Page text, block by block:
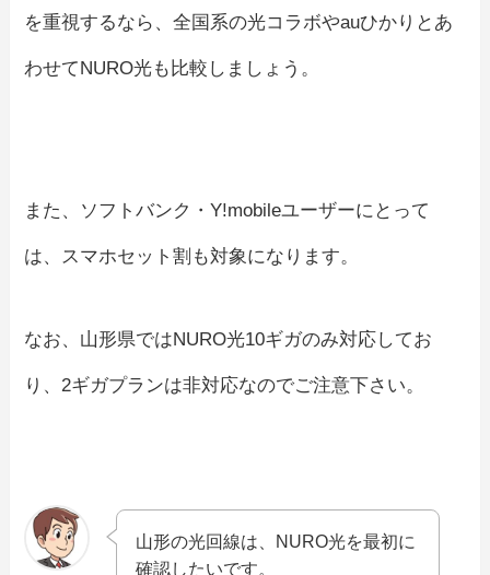
を重視するなら、全国系の光コラボやauひかりとあ
わせてNURO光も比較しましょう。
また、ソフトバンク・Y!mobileユーザーにとって
は、スマホセット割も対象になります。
なお、山形県ではNURO光10ギガのみ対応してお
り、2ギガプランは非対応なのでご注意下さい。
山形の光回線は、NURO光を最初に
確認したいです。